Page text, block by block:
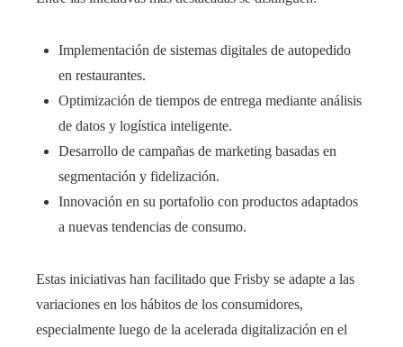
Implementación de sistemas digitales de autopedido
en restaurantes.
Optimización de tiempos de entrega mediante análisis
de datos y logística inteligente.
Desarrollo de campañas de marketing basadas en
segmentación y fidelización.
Innovación en su portafolio con productos adaptados
a nuevas tendencias de consumo.
Estas iniciativas han facilitado que Frisby se adapte a las
variaciones en los hábitos de los consumidores,
especialmente luego de la acelerada digitalización en el